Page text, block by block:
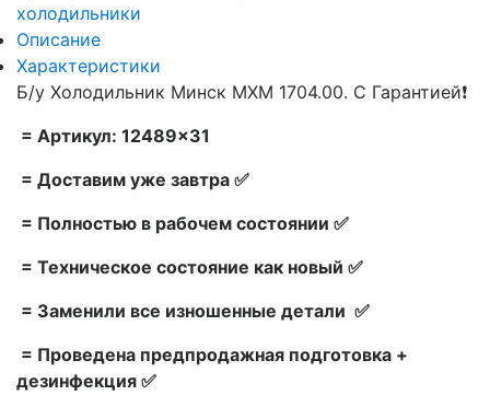
холодильники
Описание
Характеристики
Б/у Холодильник Минск МХМ 1704.00. С Гарантией❗
= Артикул: 12489×31
= Доставим уже завтра ✅
= Полностью в рабочем состоянии ✅
= Техническое состояние как новый ✅
= Заменили все изношенные детали ✅
= Проведена предпродажная подготовка +
дезинфекция ✅